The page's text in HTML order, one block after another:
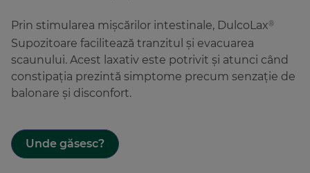
Prin stimularea mișcărilor intestinale, DulcoLax®
Supozitoare facilitează tranzitul și evacuarea
scaunului. Acest laxativ este potrivit și atunci când
constipația prezintă simptome precum senzație de
balonare și disconfort.
Unde găsesc?